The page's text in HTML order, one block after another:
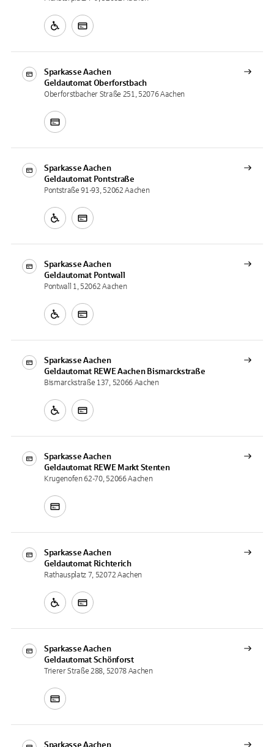
Sparkasse Aachen
Geldautomat Oberforstbach
Oberforstbacher Straße 251, 52076 Aachen
Sparkasse Aachen
Geldautomat Pontstraße
Pontstraße 91-93, 52062 Aachen
Sparkasse Aachen
Geldautomat Pontwall
Pontwall 1, 52062 Aachen
Sparkasse Aachen
Geldautomat REWE Aachen Bismarckstraße
Bismarckstraße 137, 52066 Aachen
Sparkasse Aachen
Geldautomat REWE Markt Stenten
Krugenofen 62-70, 52066 Aachen
Sparkasse Aachen
Geldautomat Richterich
Rathausplatz 7, 52072 Aachen
Sparkasse Aachen
Geldautomat Schönforst
Trierer Straße 288, 52078 Aachen
Sparkasse Aachen